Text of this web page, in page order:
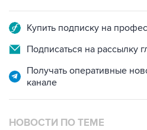
Купить подписку на
Подписаться на рассылку
Получать оперативные
канале
НОВОСТИ ПО ТЕМЕ